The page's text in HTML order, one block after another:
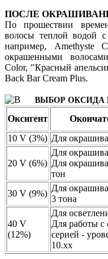
ПОСЛЕ
По прошествии
волосы теплой водой
например, Amethyste
окрашенными
Color, "Красный
Back Bar Cream Plus.
ВЫБОР ОКСИДА
Оксигент
10 V (3%) Для
20 V (6%)
Для
Для
тон
30 V (9%)
Для
3 тона
40 V
(12%)
Для
Для работы с
серией -
10.хх